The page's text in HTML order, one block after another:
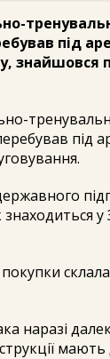
під
знайшовся
під
знаходиться
наразі
мають